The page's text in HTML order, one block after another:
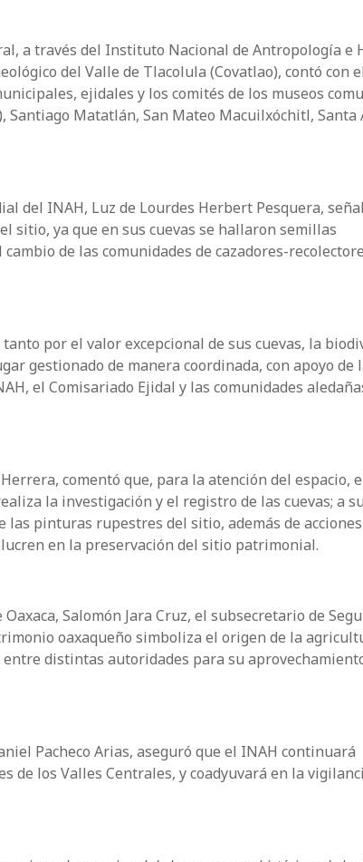
a través del Instituto Nacional de Antropología e
del Valle de Tlacolula (Covatlao), contó con
ejidales y los comités de los museos
Matatlán, San Mateo Macuilxóchitl, Santa
del INAH, Luz de Lourdes Herbert Pesquera,
sitio, ya que en sus cuevas se hallaron semillas
de las comunidades de cazadores-
por el valor excepcional de sus cuevas, la
gestionado de manera coordinada, con apoyo de
el Comisariado Ejidal y las comunidades
comentó que, para la atención del espacio,
la investigación y el registro de las cuevas; a
pinturas rupestres del sitio, además de acciones
en la preservación del sitio patrimonial.
Salomón Jara Cruz, el subsecretario de
oaxaqueño simboliza el origen de la
distintas autoridades para su
Pacheco Arias, aseguró que el INAH continuará
de los Valles Centrales, y coadyuvará en la